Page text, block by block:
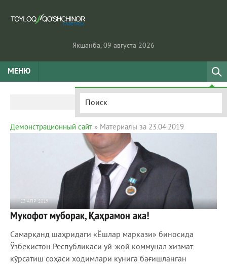
Якшанба, 09 августа 2026
МЕНЮ
Демонстрационный сайт » Материалы за 23.04.2019
23 АПР 2019
1 564 0
Мукофот муборак, Қаҳрамон ака!
Самарқанд шаҳридаги «Ёшлар маркази» биносида
Ўзбекистон Республикаси уй-жой коммунал хизмат
кўрсатиш соҳаси ходимлари кунига бағишланган